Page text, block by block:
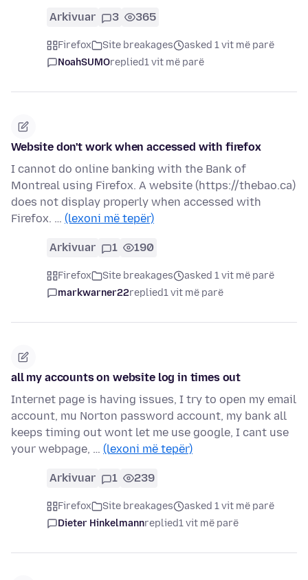
Arkivuar 3 365
Firefox Site breakages
asked 1 vit më parë
NoahSUMOreplied1 vit më parë
Website don't work when accessed with firefox
I cannot do online banking with the Bank of
Montreal using Firefox. A website (https://thebao.ca)
does not display properly when accessed with
Firefox. … (lexoni më tepër)
Arkivuar 1 190
Firefox Site breakages
asked 1 vit më parë
markwarner22replied1 vit më parë
all my accounts on website log in times out
Internet page is having issues, I try to open my email
account, mu Norton password account, my bank all
keeps timing out wont let me use google, I cant use
your webpage, … (lexoni më tepër)
Arkivuar 1 239
Firefox Site breakages
asked 1 vit më parë
Dieter Hinkelmannreplied1 vit më parë